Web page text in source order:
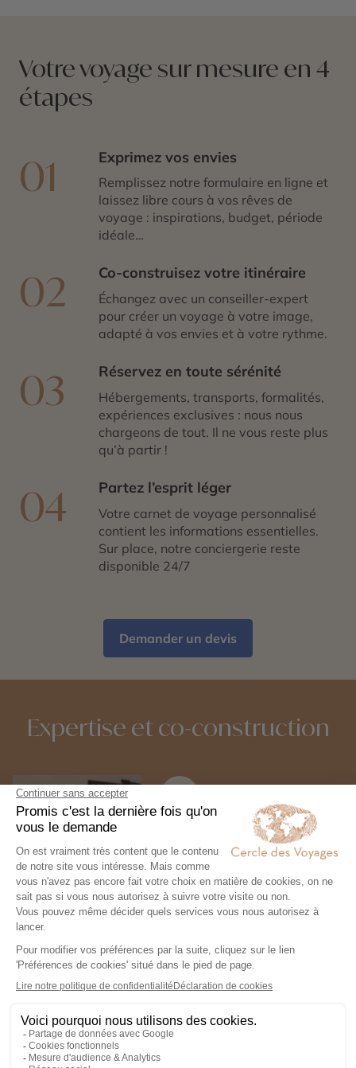
Votre voyage sur mesure en 4
étapes
01 Exprimez vos envies
Remplissez notre formulaire en ligne et
laissez libre cours à vos rêves de
voyage : inspirations, budget, période
idéale…
02 Co-construisez votre itinéraire
Échangez avec un conseiller-expert
pour créer un voyage à votre image,
adapté à vos envies et à votre rythme.
03 Réservez en toute sérénité
Hébergements, transports, formalités,
expériences exclusives : nous nous
chargeons de tout. Il ne vous reste plus
qu’à partir !
04 Partez l’esprit léger
Votre carnet de voyage personnalisé
contient les informations essentielles.
Sur place, notre conciergerie reste
disponible 24/7
Demander un devis
Expertise et co-construction
Expertise et co-
construction
Chez Cercle des Voyages,
nous concevons des voyages
100% personnalisables, en
voyageurs.
2
Engagement local et